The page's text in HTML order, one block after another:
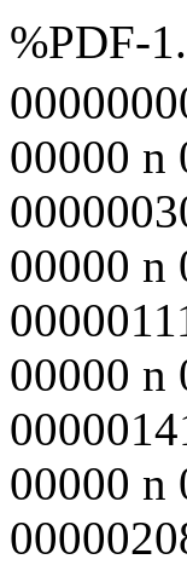
%PDF-
00000 n
00000 n
00000 n
00000 n